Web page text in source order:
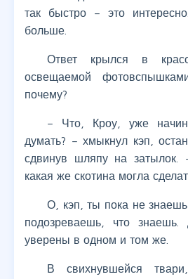
так быстро – это
больше.
Ответ крылся в
освещаемой
почему?
– Что, Кроу, уже
думать? – хмыкнул кэп,
сдвинув шляпу на затылок.
какая же скотина могла
О, кэп, ты пока не знаешь
подозреваешь, что
уверены в одном и том же.
В свихнувшейся